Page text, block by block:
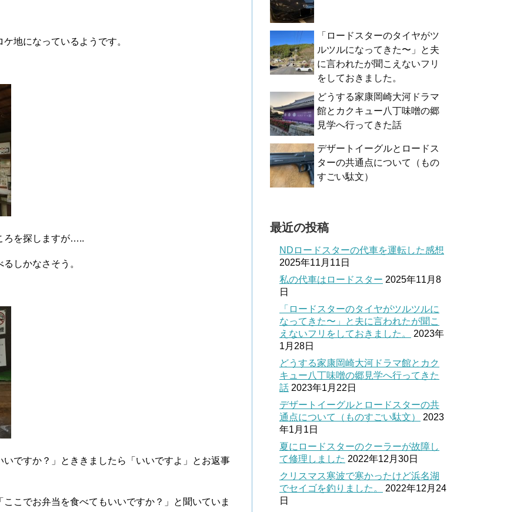
地になっているようです。
ろを探しますが…..
しかなさそう。
ですか？」とききましたら「いいですよ」とお返事
こでお弁当を食べてもいいですか？」と聞いていま
「ロードスターのタイヤがツ
ルツルになってきた〜」と夫
に言われたが聞こえないフリ
をしておきました。
どうする家康岡崎大河ドラマ
館とカクキュー八丁味噌の郷
見学へ行ってきた話
デザートイーグルとロードス
ターの共通点について（もの
すごい駄文）
最近の投稿
NDロードスターの代車を運転した感想
2025年11月11日
私の代車はロードスター 2025年11月8
日
「ロードスターのタイヤがツルツルに
なってきた〜」と夫に言われたが聞こ
えないフリをしておきました。
2023年
1月28日
どうする家康岡崎大河ドラマ館とカク
キュー八丁味噌の郷見学へ行ってきた
話 2023年1月22日
デザートイーグルとロードスターの共
通点について（ものすごい駄文）
2023
年1月1日
夏にロードスターのクーラーが故障し
て修理しました 2022年12月30日
クリスマス寒波で寒かったけど浜名湖
でセイゴを釣りました。
2022年12月24
日